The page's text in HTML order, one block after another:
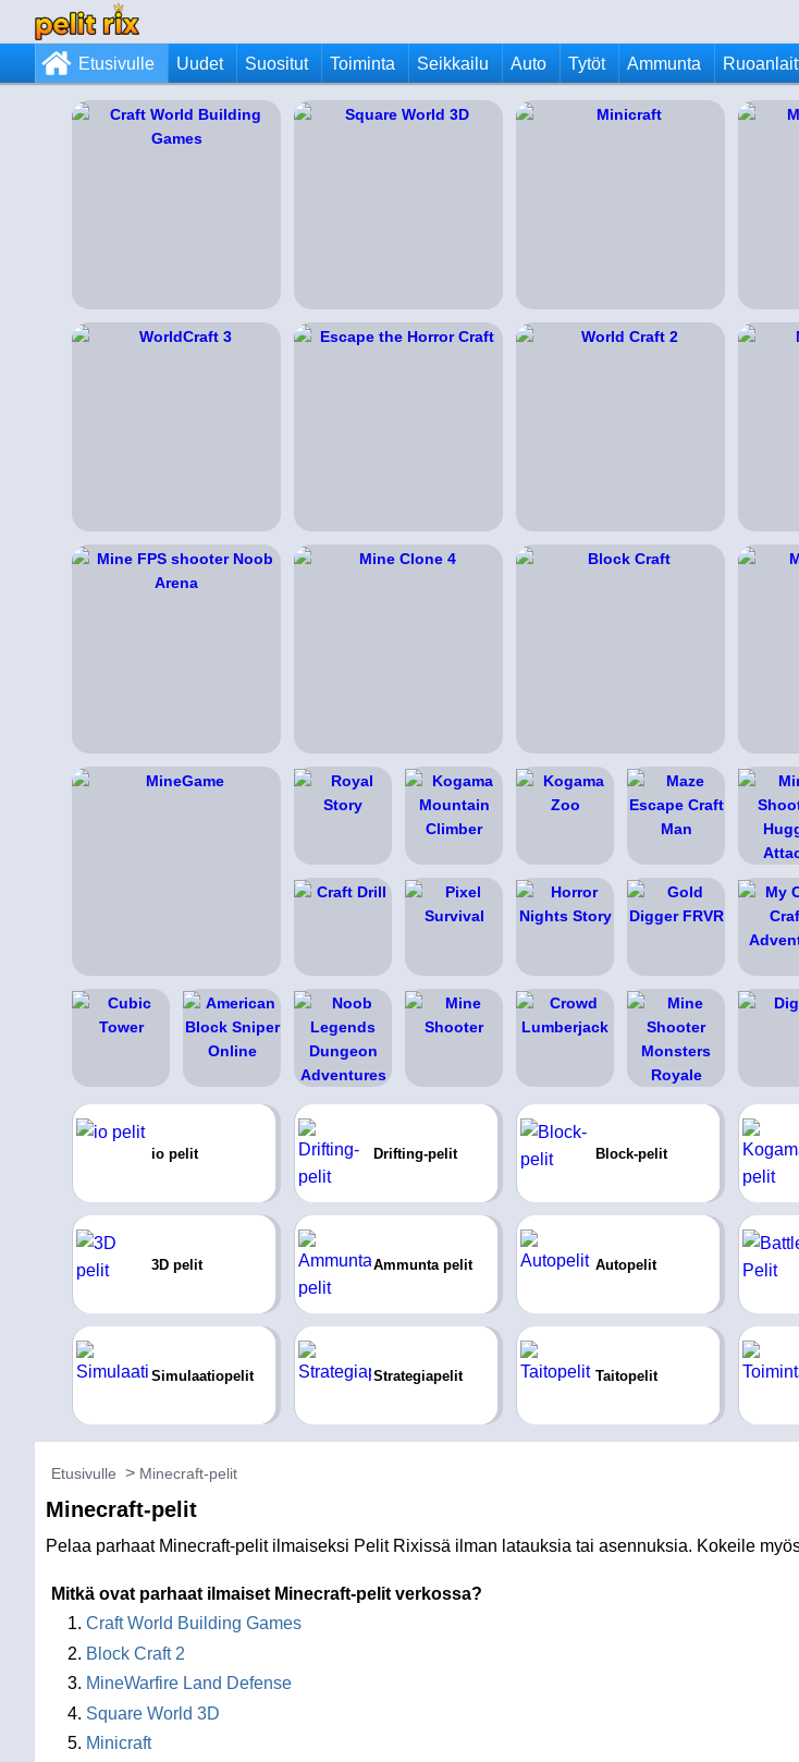
Etusivulle Uudet Suositut Toiminta Seikkailu Auto Tytöt Ammunta
io pelit Drifting-pelit Block-pelit
3D pelit Ammunta pelit Autopelit
Simulaatiopelit Strategiapelit Taitopelit
Etusivulle Minecraft-pelit
Minecraft-pelit
Pelaa parhaat Minecraft-pelit ilmaiseksi Pelit Rixissä ilman latauksia tai asennuksia. Kokeile
Mitkä ovat parhaat ilmaiset Minecraft-pelit verkossa?
Craft World Building Games
Block Craft 2
MineWarfire Land Defense
Square World 3D
Minicraft